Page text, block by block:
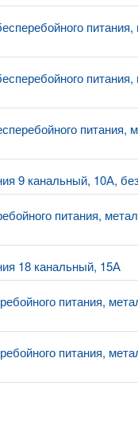
9 канальный, 10А,
питания,
18 канальный, 15А
питания,
питания,